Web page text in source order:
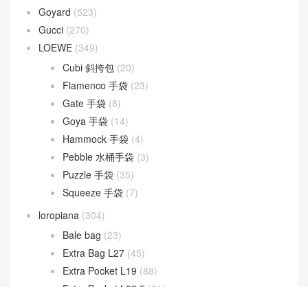
Goyard (523)
Gucci (270)
LOEWE (349)
Cubi 斜挎包 (20)
Flamenco 手袋 (23)
Gate 手袋 (8)
Goya 手袋 (14)
Hammock 手袋 (4)
Pebble 水桶手袋 (3)
Puzzle 手袋 (35)
Squeeze 手袋 (7)
loropiana (304)
Bale bag (23)
Extra Bag L27 (45)
Extra Pocket L19 (88)